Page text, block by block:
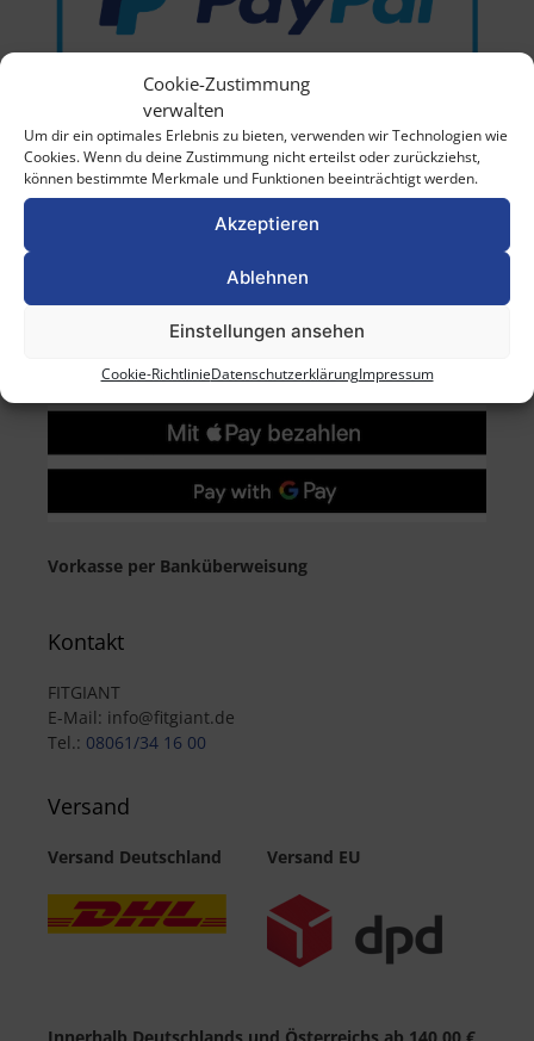
Cookie-Zustimmung
verwalten
Um dir ein optimales Erlebnis zu bieten, verwenden wir Technologien wie
Cookies. Wenn du deine Zustimmung nicht erteilst oder zurückziehst,
können bestimmte Merkmale und Funktionen beeinträchtigt werden.
Akzeptieren
Ablehnen
Einstellungen ansehen
Cookie-RichtlinieDatenschutzerklärungImpressum
Vorkasse per Banküberweisung
Kontakt
FITGIANT
E-Mail: info@fitgiant.de
Tel.: 08061/34 16 00
Versand
Versand Deutschland Versand EU
Innerhalb Deutschlands und Österreichs ab 140,00 €